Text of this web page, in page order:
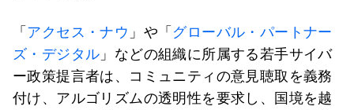
「アクセス・ナウ 」や「グローバル・パートナー
ズ・デジタル 」などの組織に所属する若手サイバ
ー政策提言者は、コミュニティの意見聴取を義務
付け、アルゴリズムの透明性を要求し、国境を越